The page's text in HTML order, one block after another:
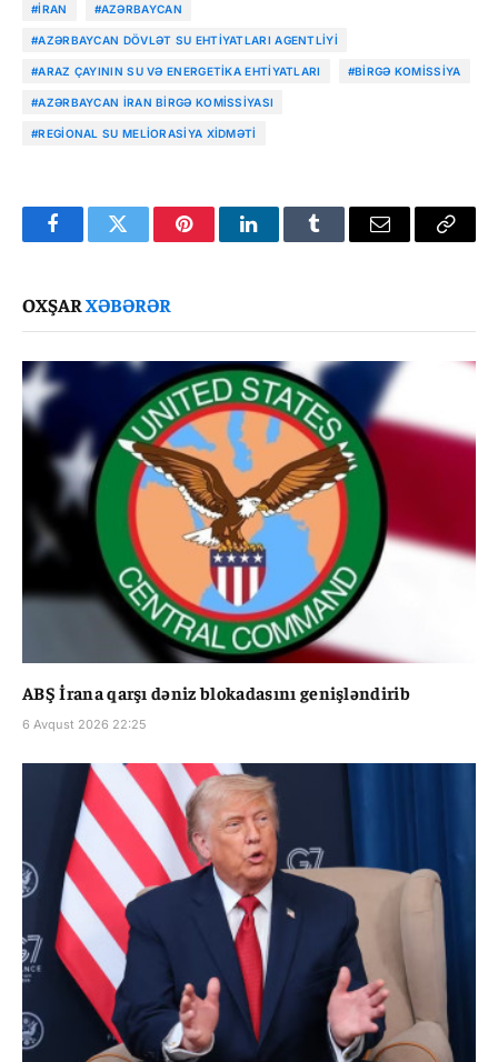
#İRAN #AZƏRBAYCAN
#AZƏRBAYCAN DÖVLƏT SU EHTIYATLARI AGENTLIYI
#ARAZ ÇAYININ SU VƏ ENERGETIKA EHTIYATLARI #BIRGƏ KOMISSIYA
#AZƏRBAYCAN İRAN BIRGƏ KOMISSIYASI
#REGIONAL SU MELIORASIYA XIDMƏTI
FacebookTwitter PinterestLinkedInTumblr Email
Copy
OXŞARXƏBƏRƏR
ABŞ İrana qarşı dəniz blokadasını genişləndirib
6 Avqust 2026 22:25